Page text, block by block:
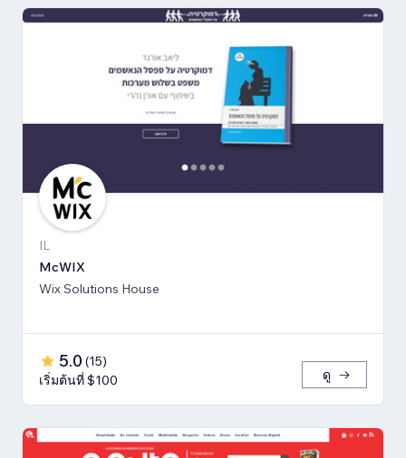
IL
McWIX
Wix Solutions House
5.0 (15)
เริ่มต้นที่ $100
ดู